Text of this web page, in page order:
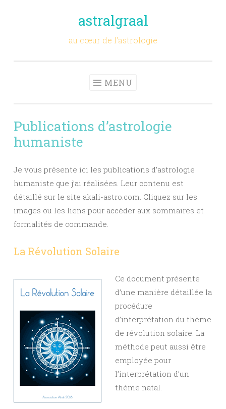
astralgraal
au cœur de l'astrologie
MENU
Publications d’astrologie
humaniste
Je vous présente ici les publications d’astrologie
humaniste que j’ai réalisées. Leur contenu est
détaillé sur le site akali-astro.com. Cliquez sur les
images ou les liens pour accéder aux sommaires et
formalités de commande.
La Révolution Solaire
Ce document présente
d’une manière détaillée la
procédure
d’interprétation du thème
de révolution solaire. La
méthode peut aussi être
employée pour
l’interprétation d’un
thème natal.